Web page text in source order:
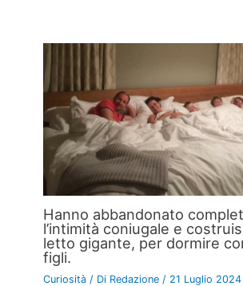
Hanno abbandonato
l’intimità coniugale e
letto gigante, per dormire
figli.
Curiosità / Di Redazione / 21 Luglio 2024